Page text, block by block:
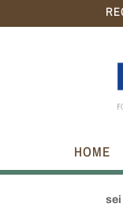
HOME
sei